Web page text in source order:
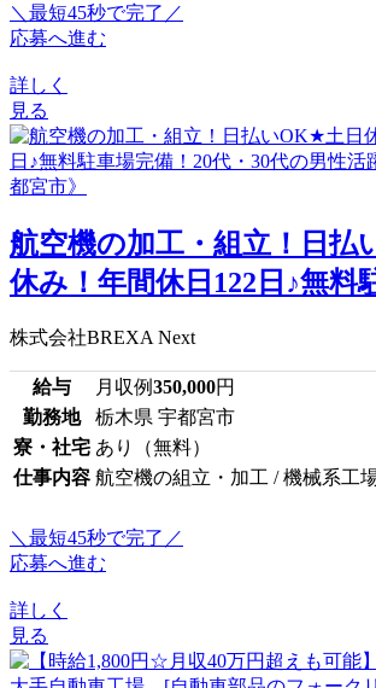
＼最短45秒で完了／
応募へ進む
詳しく
見る
航空機の加工・組立！日払
休み！年間休日122日♪無料
株式会社BREXA Next
給与 月収例350,000円
勤務地
栃木県 宇都宮市
寮・社宅 あり（無料）
仕事内容 航空機の組立・加工 / 機械系工
＼最短45秒で完了／
応募へ進む
詳しく
見る